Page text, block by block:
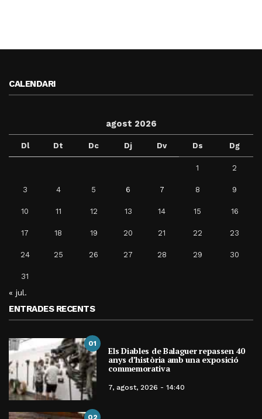
CALENDARI
agost 2026
Dl Dt Dc Dj Dv Ds Dg
1 2
3 4 5 6 7 8 9
10 11 12 13 14 15 16
17 18 19 20 21 22 23
24 25 26 27 28 29 30
31
« jul.
ENTRADES RECENTS
01
Els Diables de Balaguer repassen 40
anys d’història amb una exposició
commemorativa
7, agost, 2026 - 14:40
02